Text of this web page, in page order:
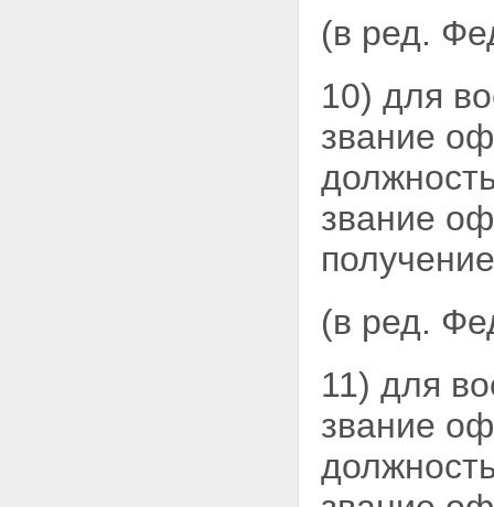
(в ред.
10) для
звание
звание
(в ред.
11) для
звание